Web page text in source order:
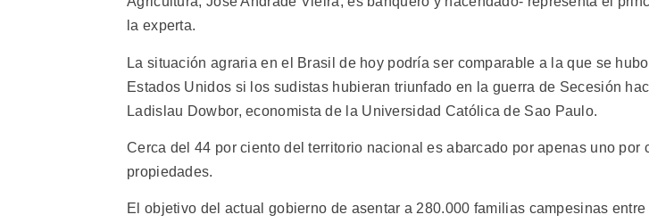
la experta.
La situación agraria en el Brasil de hoy podría ser comparable a la que se
Estados Unidos si los sudistas hubieran triunfado en la guerra de Secesión
Ladislau Dowbor, economista de la Universidad Católica de Sao Paulo.
Cerca del 44 por ciento del territorio nacional es abarcado por apenas uno por
propiedades.
El objetivo del actual gobierno de asentar a 280.000 familias campesinas